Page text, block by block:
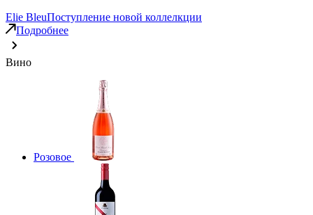
Elie BleuПоступление новой коллелкции
Подробнее
Вино
Розовое